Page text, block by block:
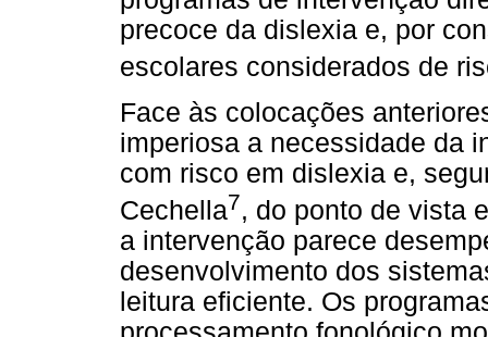
precoce da dislexia e, por
escolares considerados de
Face às colocações
imperiosa a necessidade da
com risco em dislexia e,
Cechella7, do ponto de vista
a intervenção parece
desenvolvimento dos
leitura eficiente. Os